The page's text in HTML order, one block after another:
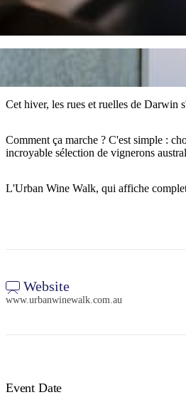
Cet hiver, les rues et ruelles de Darwin
Comment ça marche ? C'est simple :
incroyable sélection de vignerons
L'Urban Wine Walk, qui affiche
Website
www.urbanwinewalk.com.au
Event Date